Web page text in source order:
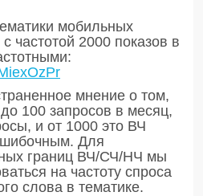
мобильных
частотой 2000 показов в
мнение о том,
100 запросов в месяц,
и от 1000 это ВЧ
Для
границ ВЧ/СЧ/НЧ мы
на частоту спроса
слова в тематике.